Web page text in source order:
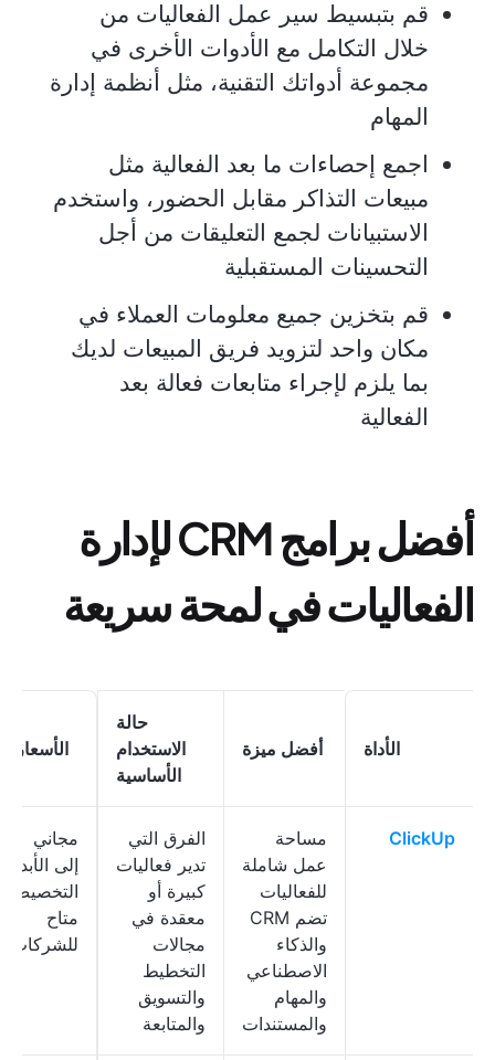
قم بتبسيط سير عمل الفعاليات من
خلال التكامل مع الأدوات الأخرى في
مجموعة أدواتك التقنية، مثل أنظمة إدارة
المهام
اجمع إحصاءات ما بعد الفعالية مثل
مبيعات التذاكر مقابل الحضور، واستخدم
الاستبيانات لجمع التعليقات من أجل
التحسينات المستقبلية
قم بتخزين جميع معلومات العملاء في
مكان واحد لتزويد فريق المبيعات لديك
بما يلزم لإجراء متابعات فعالة بعد
الفعالية
أفضل برامج CRM لإدارة
الفعاليات في لمحة سريعة
الأداة أفضل ميزة
حالة
الاستخدام
الأساسية
الأسعار
ClickUp
مساحة
عمل شاملة
للفعاليات
تضم CRM
والذكاء
الاصطناعي
والمهام
والمستندات
الفرق التي
تدير فعاليات
كبيرة أو
معقدة في
مجالات
التخطيط
والتسويق
والمتابعة
مجاني
إلى الأبد؛
التخصيص
متاح
للشركات